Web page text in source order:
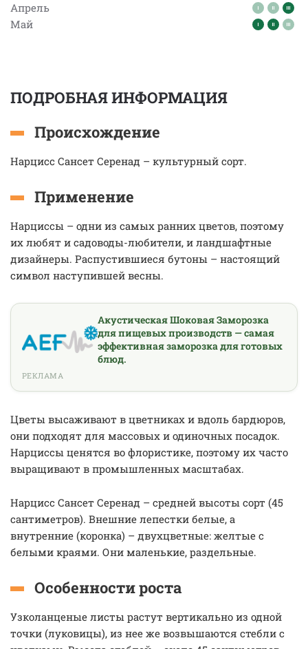
Апрель
Май
ПОДРОБНАЯ ИНФОРМАЦИЯ
Происхождение
Нарцисс Сансет Серенад – культурный сорт.
Применение
Нарциссы – одни из самых ранних цветов, поэтому
их любят и садоводы-любители, и ландшафтные
дизайнеры. Распустившиеся бутоны – настоящий
символ наступившей весны.
Акустическая Шоковая Заморозка
для пищевых производств — самая
эффективная заморозка для готовых
блюд.
РЕКЛАМА
Цветы высаживают в цветниках и вдоль бардюров,
они подходят для массовых и одиночных посадок.
Нарциссы ценятся во флористике, поэтому их часто
выращивают в промышленных масштабах.
Нарцисс Сансет Серенад – средней высоты сорт (45
сантиметров). Внешние лепестки белые, а
внутренние (коронка) – двухцветные: желтые с
белыми краями. Они маленькие, раздельные.
Особенности роста
Узколанценые листы растут вертикально из одной
точки (луковицы), из нее же возвышаются стебли с